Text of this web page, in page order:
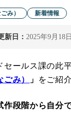
み） 新着情報
新日： 2025年9月18日
ールス課の此平
ごみ） 」 をご紹
作段階から自分